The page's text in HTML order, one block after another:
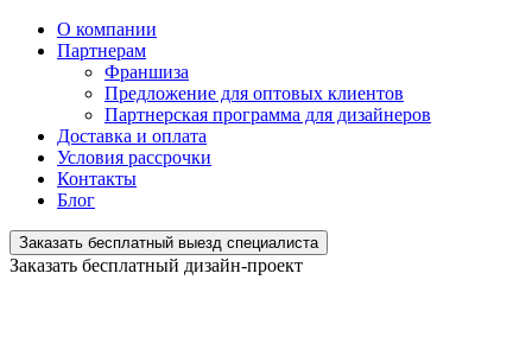
О компании
Партнерам
Франшиза
Предложение для оптовых клиентов
Партнерская программа для дизайнеров
Доставка и оплата
Условия рассрочки
Контакты
Блог
Заказать бесплатный выезд специалиста
Заказать бесплатный дизайн-проект